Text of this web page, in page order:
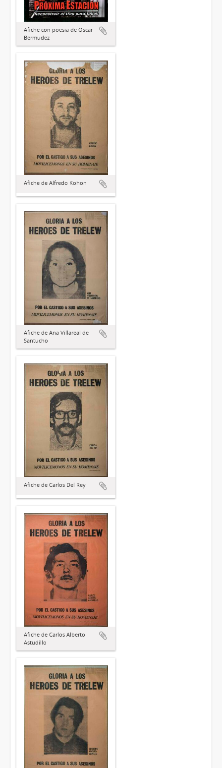
Afiche con poesía de Oscar
Bermudez
Afiche de Alfredo Kohon
Afiche de Ana Villareal de
Santucho
Afiche de Carlos Del Rey
Afiche de Carlos Alberto
Astudillo